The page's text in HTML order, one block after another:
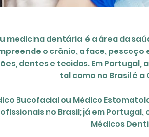
medicina dentária é a área da
o crânio, aface,pescoço
,dentese tecidos. Em Portugal,
tal como no Brasil é
Bucofacial ou Médico
no Brasil; já em
Médicos